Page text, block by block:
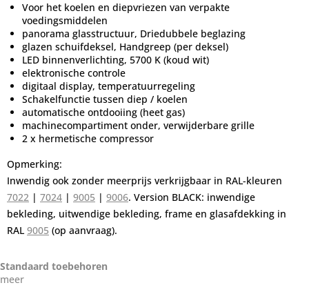
Voor het koelen en diepvriezen van verpakte
voedingsmiddelen
panorama glasstructuur, Driedubbele beglazing
glazen schuifdeksel, Handgreep (per deksel)
LED binnenverlichting, 5700 K (koud wit)
elektronische controle
digitaal display, temperatuurregeling
Schakelfunctie tussen diep / koelen
automatische ontdooiing (heet gas)
machinecompartiment onder, verwijderbare grille
2 x hermetische compressor
Opmerking:
Inwendig ook zonder meerprijs verkrijgbaar in RAL-kleuren
7022 | 7024 | 9005 | 9006. Version BLACK: inwendige
bekleding, uitwendige bekleding, frame en glasafdekking in
RAL 9005 (op aanvraag).
Standaard toebehoren
meer